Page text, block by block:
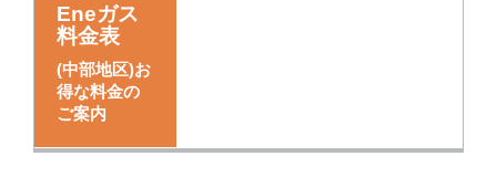
Eneガス
料金表
(中部地区)お
得な料金の
ご案内